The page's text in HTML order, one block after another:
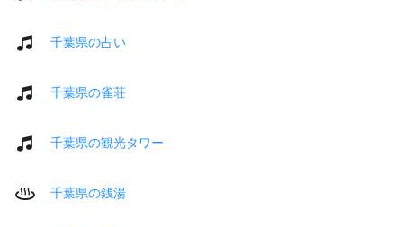
千葉県の占い
千葉県の雀荘
千葉県の観光タワー
千葉県の銭湯